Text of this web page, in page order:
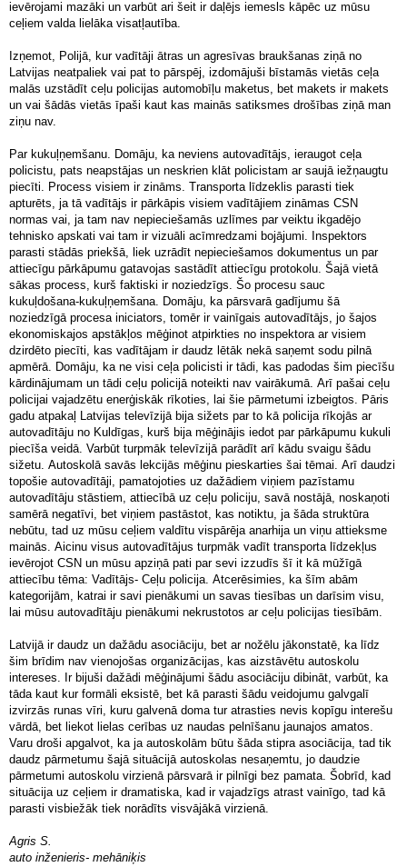
ievērojami mazāki un varbūt ari šeit ir daļējs iemesls kāpēc uz mūsu
ceļiem valda lielāka visatļautība.
Izņemot, Polijā, kur vadītāji ātras un agresīvas braukšanas ziņā no
Latvijas neatpaliek vai pat to pārspēj, izdomājuši bīstamās vietās ceļa
malās uzstādīt ceļu policijas automobīļu maketus, bet makets ir makets
un vai šādās vietās īpaši kaut kas mainās satiksmes drošības ziņā man
ziņu nav.
Par kukuļņemšanu. Domāju, ka neviens autovadītājs, ieraugot ceļa
policistu, pats neapstājas un neskrien klāt policistam ar saujā iežņaugtu
piecīti. Process visiem ir zināms. Transporta līdzeklis parasti tiek
apturēts, ja tā vadītājs ir pārkāpis visiem vadītājiem zināmas CSN
normas vai, ja tam nav nepieciešamās uzlīmes par veiktu ikgadējo
tehnisko apskati vai tam ir vizuāli acīmredzami bojājumi. Inspektors
parasti stādās priekšā, liek uzrādīt nepieciešamos dokumentus un par
attiecīgu pārkāpumu gatavojas sastādīt attiecīgu protokolu. Šajā vietā
sākas process, kurš faktiski ir noziedzīgs. Šo procesu sauc
kukuļdošana-kukuļņemšana. Domāju, ka pārsvarā gadījumu šā
noziedzīgā procesa iniciators, tomēr ir vainīgais autovadītājs, jo šajos
ekonomiskajos apstākļos mēģinot atpirkties no inspektora ar visiem
dzirdēto piecīti, kas vadītājam ir daudz lētāk nekā saņemt sodu pilnā
apmērā. Domāju, ka ne visi ceļa policisti ir tādi, kas padodas šim piecīšu
kārdinājumam un tādi ceļu policijā noteikti nav vairākumā. Arī pašai ceļu
policijai vajadzētu enerģiskāk rīkoties, lai šie pārmetumi izbeigtos. Pāris
gadu atpakaļ Latvijas televīzijā bija sižets par to kā policija rīkojās ar
autovadītāju no Kuldīgas, kurš bija mēģinājis iedot par pārkāpumu kukuli
piecīša veidā. Varbūt turpmāk televīzijā parādīt arī kādu svaigu šādu
sižetu. Autoskolā savās lekcijās mēģinu pieskarties šai tēmai. Arī daudzi
topošie autovadītāji, pamatojoties uz dažādiem viņiem pazīstamu
autovadītāju stāstiem, attiecībā uz ceļu policiju, savā nostājā, noskaņoti
samērā negatīvi, bet viņiem pastāstot, kas notiktu, ja šāda struktūra
nebūtu, tad uz mūsu ceļiem valdītu vispārēja anarhija un viņu attieksme
mainās. Aicinu visus autovadītājus turpmāk vadīt transporta līdzekļus
ievērojot CSN un mūsu apziņā pati par sevi izzudīs šī it kā mūžīgā
attiecību tēma: Vadītājs- Ceļu policija. Atcerēsimies, ka šīm abām
kategorijām, katrai ir savi pienākumi un savas tiesības un darīsim visu,
lai mūsu autovadītāju pienākumi nekrustotos ar ceļu policijas tiesībām.
Latvijā ir daudz un dažādu asociāciju, bet ar nožēlu jākonstatē, ka līdz
šim brīdim nav vienojošas organizācijas, kas aizstāvētu autoskolu
intereses. Ir bijuši dažādi mēģinājumi šādu asociāciju dibināt, varbūt, ka
tāda kaut kur formāli eksistē, bet kā parasti šādu veidojumu galvgalī
izvirzās runas vīri, kuru galvenā doma tur atrasties nevis kopīgu interešu
vārdā, bet liekot lielas cerības uz naudas pelnīšanu jaunajos amatos.
Varu droši apgalvot, ka ja autoskolām būtu šāda stipra asociācija, tad tik
daudz pārmetumu šajā situācijā autoskolas nesaņemtu, jo daudzie
pārmetumi autoskolu virzienā pārsvarā ir pilnīgi bez pamata. Šobrīd, kad
situācija uz ceļiem ir dramatiska, kad ir vajadzīgs atrast vainīgo, tad kā
parasti visbiežāk tiek norādīts visvājākā virzienā.
Agris S.
auto inženieris- mehāniķis